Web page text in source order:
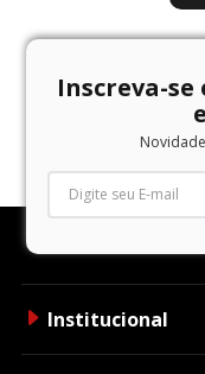
Inscreva-
Institucional